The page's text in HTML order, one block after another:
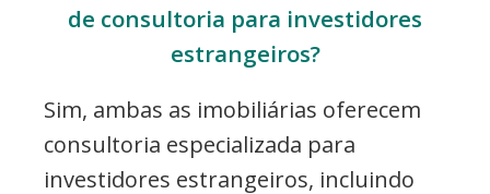
de consultoria para investidores
estrangeiros?
Sim, ambas as imobiliárias oferecem
consultoria especializada para
investidores estrangeiros, incluindo